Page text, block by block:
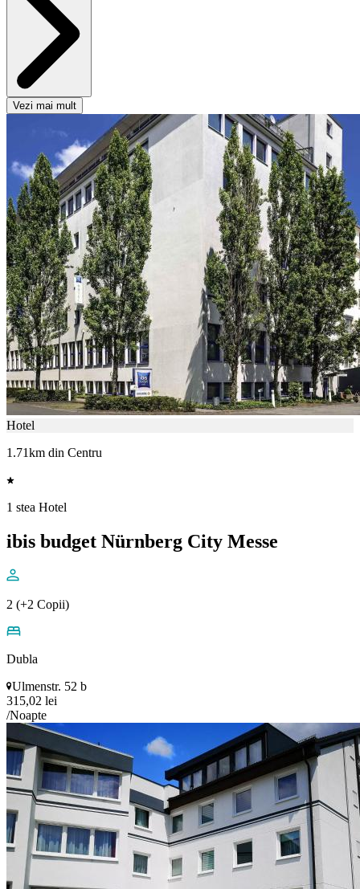
Vezi mai mult
Hotel
1.71km din Centru
1 stea Hotel
ibis budget Nürnberg City Messe
2 (+2 Copii)
Dubla
Ulmenstr. 52 b
315,02 lei
/Noapte